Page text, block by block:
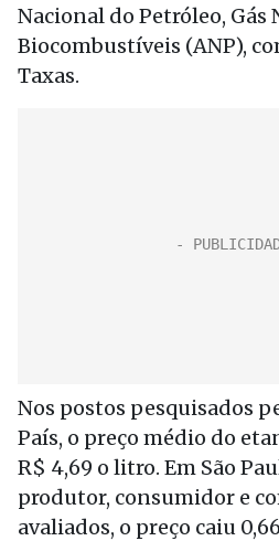
Nacional do Petróleo, Gás
Biocombustíveis (ANP),
Taxas.
Nos postos pesquisados
País, o preço médio do
R$ 4,69 o litro. Em São
produtor, consumidor e
avaliados, o preço caiu